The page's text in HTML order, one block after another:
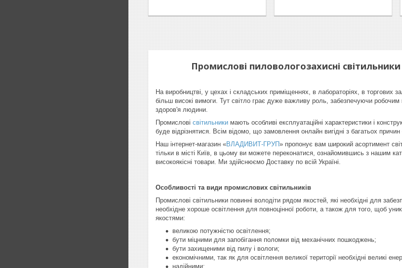
Промислові пиловологозахисні
На виробництві, у цехах і складських приміщеннях, в лабораторіях, в
більш високі вимоги. Тут світло грає дуже важливу роль, забезпечуючи
здоров'я людини.
Промислові світильники мають особливі експлуатаційні характеристики і
буде відрізнятися. Всім відомо, що замовлення онлайн вигідні з багатьох
Наш інтернет-магазин «ВЛАДИВИТ-ГРУП» пропонує вам широкий асортимент
тільки в місті Київ, в цьому ви можете переконатися, ознайомившись з нашим
високоякісні товари. Ми здійснюємо Доставку по всій Україні.
Особливості та види промислових світильників
Промислові світильники повинні володіти рядом якостей, які необхідні для
необхідне хороше освітлення для повноцінної роботи, а також для того, щоб
якостями:
великою потужністю освітлення;
бути міцними для запобігання поломки від механічних пошкоджень;
бути захищеними від пилу і вологи;
економічними, так як для освітлення великої території необхідні великі
надійними;